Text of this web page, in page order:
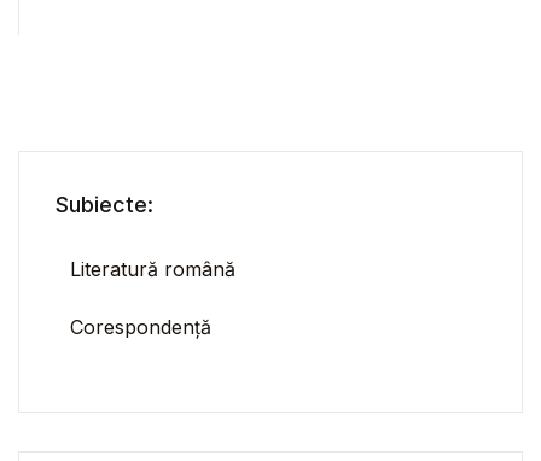
Subiecte:
Literatură română
Corespondență